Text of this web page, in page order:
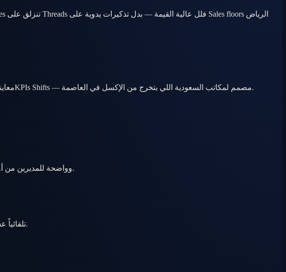
Deal boards لـ Sales فلل وResale شقق وMandates Off-plan وDocument vault وCommission مزدوج وScheduling معاينات وKPIs Shifts — مصمم لمكاتب السعودية اللي بتخرج من الإكسل في العاصمة.
Leads من الإعلانات الأونلاين والWalk-ins ورسائل واتساب تدخل Pipeline واحد — متAssigned ومتScored وواضحة للمديرين من أول دقيقة.
Schedule Tours، سجّل النتائج من الموبايل، واعمل Follow-up tasks تلقائياً عشان وكلاء الميدان مايضيعوش السياق بين المواعيد.